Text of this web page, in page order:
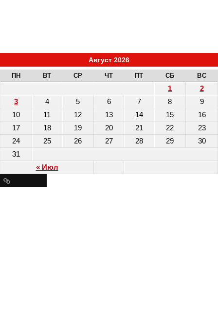
Август 2026
ПН ВТ СР ЧТ ПТ СБ ВС
« Июл
1
2
3
4 5 6 7 8
9
10
11 12 13 14 15
16
17
18 19 20 21 22
23
24
25 26 27 28 29
30
31